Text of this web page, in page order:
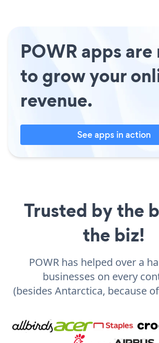
POWR apps are
to grow your
revenue.
See apps in action
Trusted by the
the biz!
POWR has helped over a
businesses on every
(besides Antarctica, because